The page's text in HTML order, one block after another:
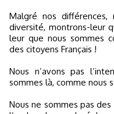
Malgré nos
diversité, montrons-leur
leur que nous sommes
des citoyens Français !
Nous n’avons pas
sommes là, comme nous
Nous ne sommes pas